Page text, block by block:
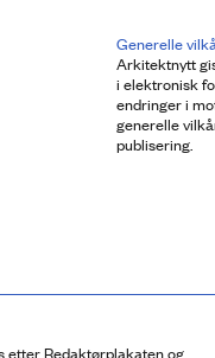
Generelle
Arkitektnytt
i elektronisk
endringer i
generelle
publisering.
etter Redaktørplakaten og